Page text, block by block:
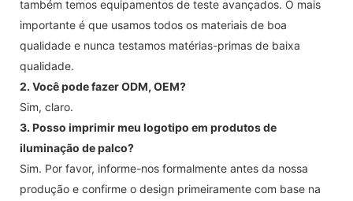
também temos equipamentos de teste avançados. O mais
importante é que usamos todos os materiais de boa
qualidade e nunca testamos matérias-primas de baixa
qualidade.
2. Você pode fazer ODM, OEM?
Sim, claro.
3. Posso imprimir meu logotipo em produtos de
iluminação de palco?
Sim. Por favor, informe-nos formalmente antes da nossa
produção e confirme o design primeiramente com base na